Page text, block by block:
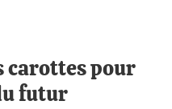
carottes pour
futur